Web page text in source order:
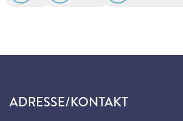
ADRESSE/KONTAKT